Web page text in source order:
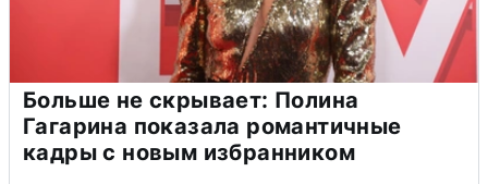
Больше не скрывает: Полина
Гагарина показала романтичные
кадры с новым избранником